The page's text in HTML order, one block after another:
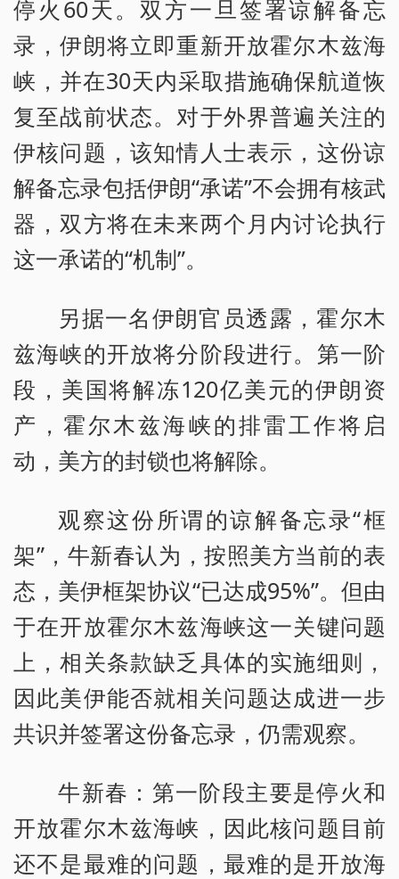
停火60天。双方一旦签署谅解备忘
录，伊朗将立即重新开放霍尔木兹海
峡，并在30天内采取措施确保航道恢
复至战前状态。对于外界普遍关注的
伊核问题，该知情人士表示，这份谅
解备忘录包括伊朗“承诺”不会拥有核武
器，双方将在未来两个月内讨论执行
这一承诺的“机制”。
另据一名伊朗官员透露，霍尔木
兹海峡的开放将分阶段进行。第一阶
段，美国将解冻120亿美元的伊朗资
产，霍尔木兹海峡的排雷工作将启
动，美方的封锁也将解除。
观察这份所谓的谅解备忘录“框
架”，牛新春认为，按照美方当前的表
态，美伊框架协议“已达成95%”。但由
于在开放霍尔木兹海峡这一关键问题
上，相关条款缺乏具体的实施细则，
因此美伊能否就相关问题达成进一步
共识并签署这份备忘录，仍需观察。
牛新春：第一阶段主要是停火和
开放霍尔木兹海峡，因此核问题目前
还不是最难的问题，最难的是开放海